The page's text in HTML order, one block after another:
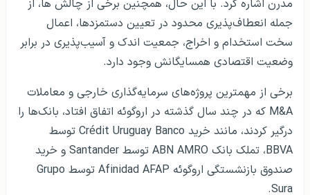
مدرن اشاره کرد. با این حال، همچنین برخی از چالش ها، از
جمله انعطاف‌پذیری محدود در تعیین دستمزدها، اعمال
سخت استخدام و اخراج، جمعیت اندک و آسیب‌پذیری در برابر
وضعیت اقتصادی همسایگانش وجود دارد.
برخی از مهمترین پروژه‌های سرمایه‌گذاری خارجی و معاملات
M&A که در چند سال گذشته در اروگوئه اتفاق افتاد، بانک‌ها را
درگیر کردند، مانند خرید Crédit Uruguay Banco توسط
BBVA، تملک بانک ABN AMRO توسط Santander و خرید
صندوق بازنشستگی اروگوئه Afinidad AFAP توسط Grupo
Sura.